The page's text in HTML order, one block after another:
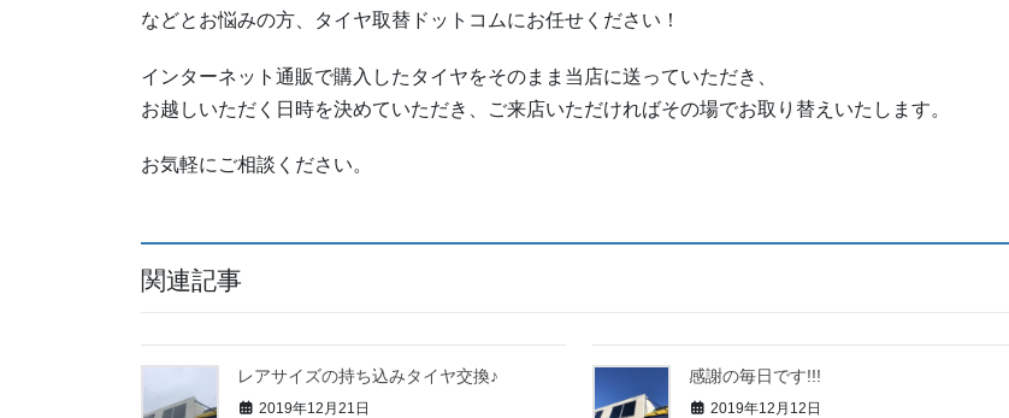
などとお悩みの方、タイヤ取替ドットコムにお任せください！
インターネット通販で購入したタイヤをそのまま当店に送っていただき、
お越しいただく日時を決めていただき、ご来店いただければその場でお取り替えいたします。
お気軽にご相談ください。
関連記事
レアサイズの持ち込みタイヤ交換♪
2019年12月21日
感謝の毎日です!!!
2019年12月12日